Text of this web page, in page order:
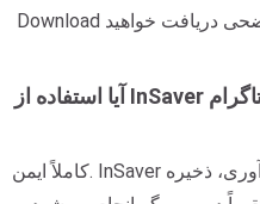
Download را فشار دهید، از هر نمایه تصویر واضحی دریافت خواهید
آیا استفاده از InSaver برای دانلود عکس پروفایل اینستاگرام
کاملاً ایمن. InSaver هیچ گونه اطلاعات شخصی را جمع آوری، ذخیره